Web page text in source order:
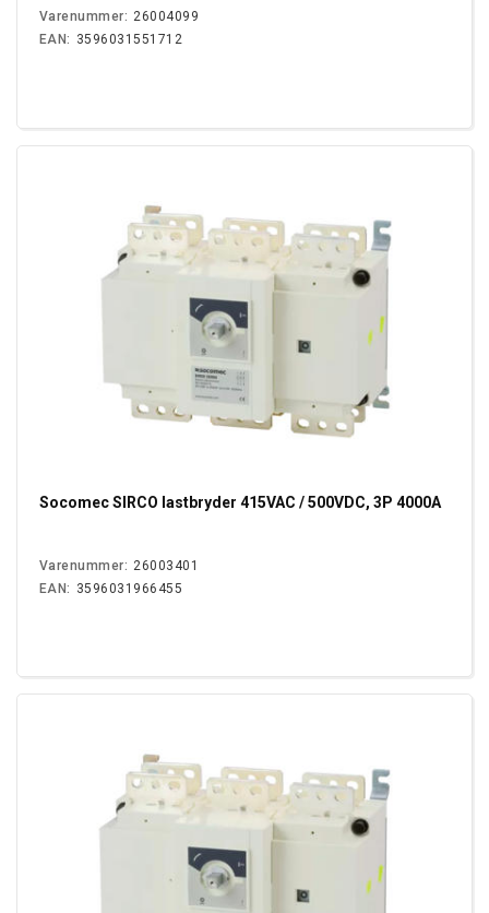
Varenummer: 26004099
EAN: 3596031551712
Socomec SIRCO lastbryder 415VAC / 500VDC, 3P 4000A
Varenummer: 26003401
EAN: 3596031966455